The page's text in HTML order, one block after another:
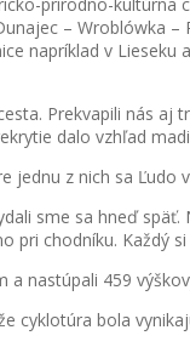
– Wroblówka
napríklad v
Prekvapili nás
dalo vzhľad
jednu z nich sa Ľudo
sme sa hneď
pri chodníku. Každý
a nastúpali 459
cyklotúra bola